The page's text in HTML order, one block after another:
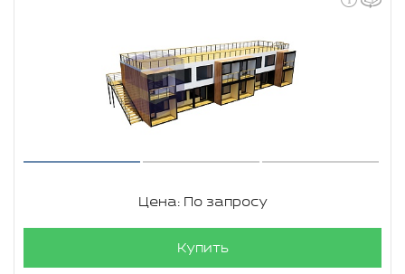
Цена: По запросу
Купить